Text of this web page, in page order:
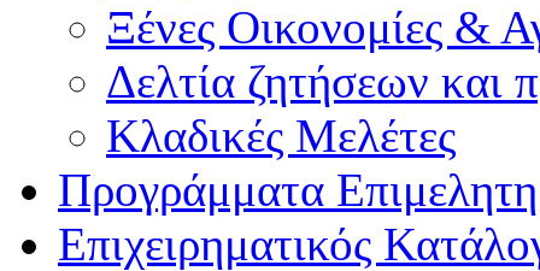
Ξένες Οικονομίες &
Δελτία ζητήσεων
Κλαδικές Μελέτες
Προγράμματα
Επιχειρηματικός